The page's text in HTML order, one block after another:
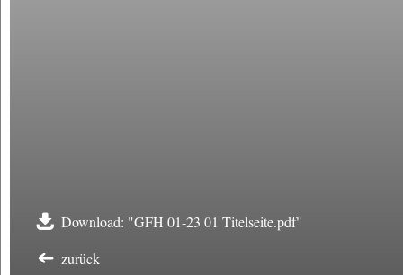
Download: "GFH 01-23 01 Titelseite.pdf"
zurück